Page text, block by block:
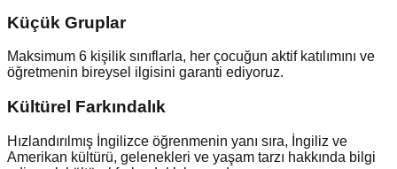
Küçük Gruplar
Maksimum 6 kişilik sınıflarla, her çocuğun aktif katılımını ve
öğretmenin bireysel ilgisini garanti ediyoruz.
Kültürel Farkındalık
Hızlandırılmış İngilizce öğrenmenin yanı sıra, İngiliz ve
Amerikan kültürü, gelenekleri ve yaşam tarzı hakkında bilgi